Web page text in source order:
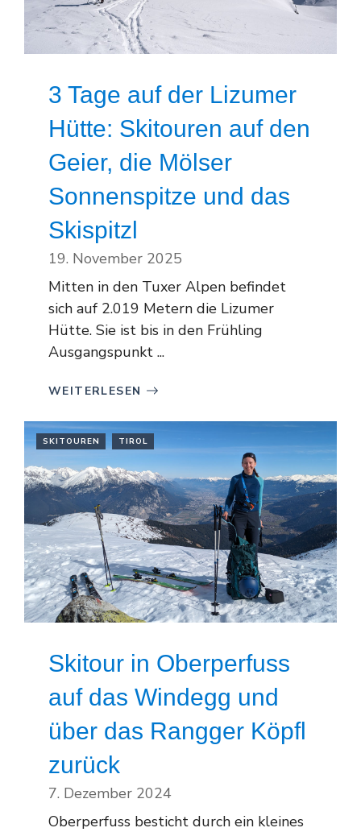
3 Tage auf der Lizumer
Hütte: Skitouren auf den
Geier, die Mölser
Sonnenspitze und das
Skispitzl
19. November 2025
Mitten in den Tuxer Alpen befindet
sich auf 2.019 Metern die Lizumer
Hütte. Sie ist bis in den Frühling
Ausgangspunkt ...
WEITERLESEN
SKITOUREN TIROL
Skitour in Oberperfuss
auf das Windegg und
über das Rangger Köpfl
zurück
7. Dezember 2024
Oberperfuss besticht durch ein kleines